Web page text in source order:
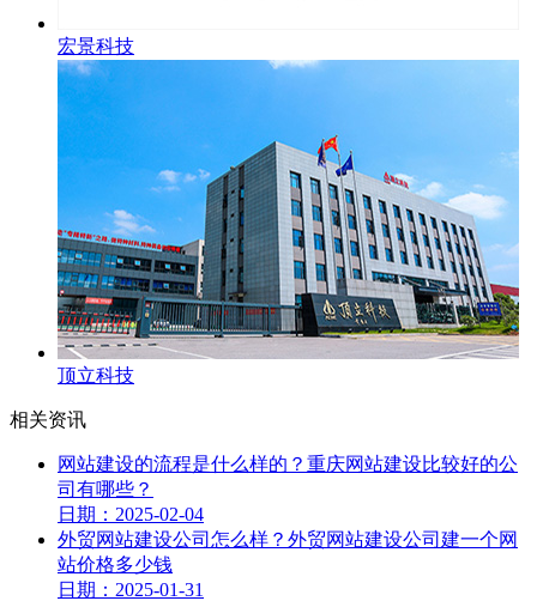
宏景科技
顶立科技
相关资讯
网站建设的流程是什么样的？重庆网站建设比较好的公
司有哪些？
日期：2025-02-04
外贸网站建设公司怎么样？外贸网站建设公司建一个网
站价格多少钱
日期：2025-01-31